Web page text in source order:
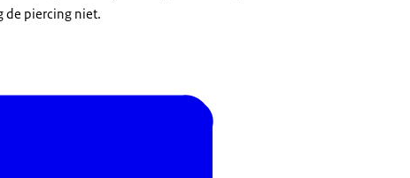
de piercing niet.